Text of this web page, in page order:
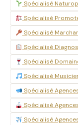
Spécialisé
Spécialisé
Spécialisé
Spécialisé
Spécialisé
Spécialisé
Spécialisé
Spécialisé
Spécialisé